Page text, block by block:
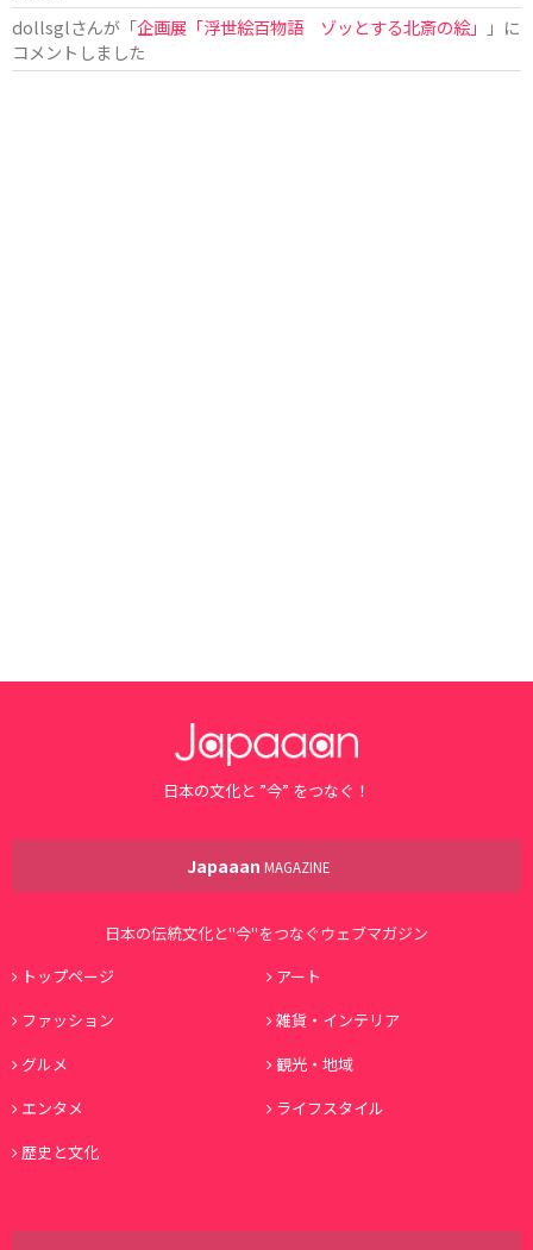
dollsglさんが「企画展「浮世絵百物語 ゾッとする北斎の絵」
」に
コメントしました
日本の文化と ”今” をつなぐ！
Japaaan MAGAZINE
日本の伝統文化と"今"をつなぐウェブマガジン
トップページ
アート
ファッション
雑貨・インテリア
グルメ
観光・地域
エンタメ
ライフスタイル
歴史と文化